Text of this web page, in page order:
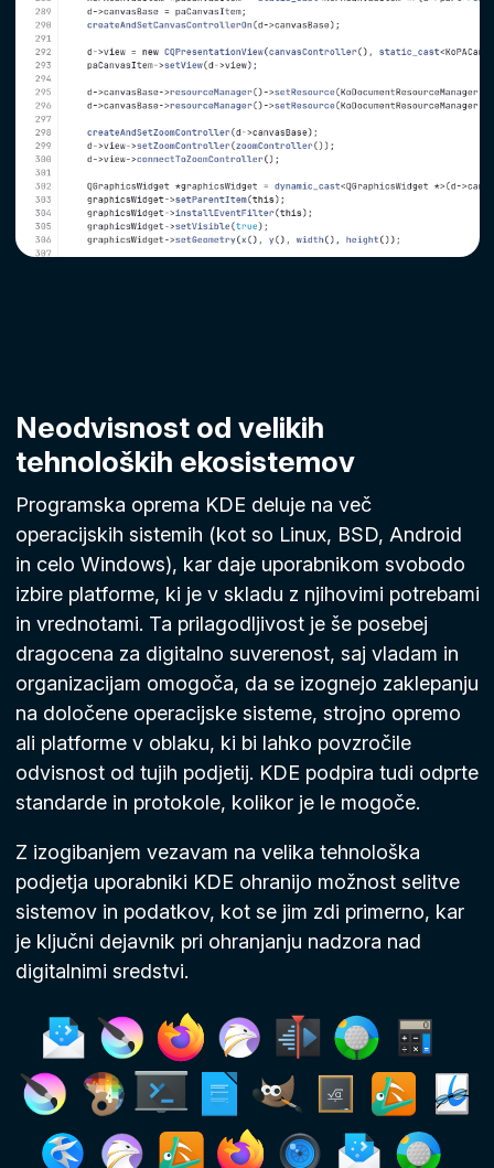
Neodvisnost od velikih
tehnoloških ekosistemov
Programska oprema KDE deluje na več
operacijskih sistemih (kot so Linux, BSD, Android
in celo Windows), kar daje uporabnikom svobodo
izbire platforme, ki je v skladu z njihovimi potrebami
in vrednotami. Ta prilagodljivost je še posebej
dragocena za digitalno suverenost, saj vladam in
organizacijam omogoča, da se izognejo zaklepanju
na določene operacijske sisteme, strojno opremo
ali platforme v oblaku, ki bi lahko povzročile
odvisnost od tujih podjetij. KDE podpira tudi odprte
standarde in protokole, kolikor je le mogoče.
Z izogibanjem vezavam na velika tehnološka
podjetja uporabniki KDE ohranijo možnost selitve
sistemov in podatkov, kot se jim zdi primerno, kar
je ključni dejavnik pri ohranjanju nadzora nad
digitalnimi sredstvi.